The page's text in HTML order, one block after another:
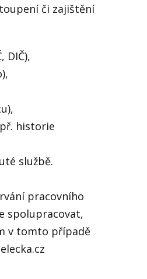
či zajištění
DIČ),
historie
službě.
pracovního
spolupracovat,
v tomto případě